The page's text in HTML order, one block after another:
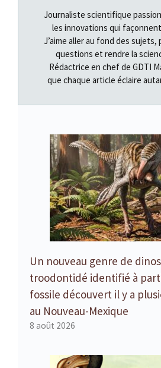
Journaliste scientifique
les innovations qui
J’aime aller au fond des sujets,
questions et rendre la
Rédactrice en chef de GDTI
que chaque article éclaire
Un nouveau genre de
troodontidé identifié à
fossile découvert il y a
au Nouveau-Mexique
8 août 2026